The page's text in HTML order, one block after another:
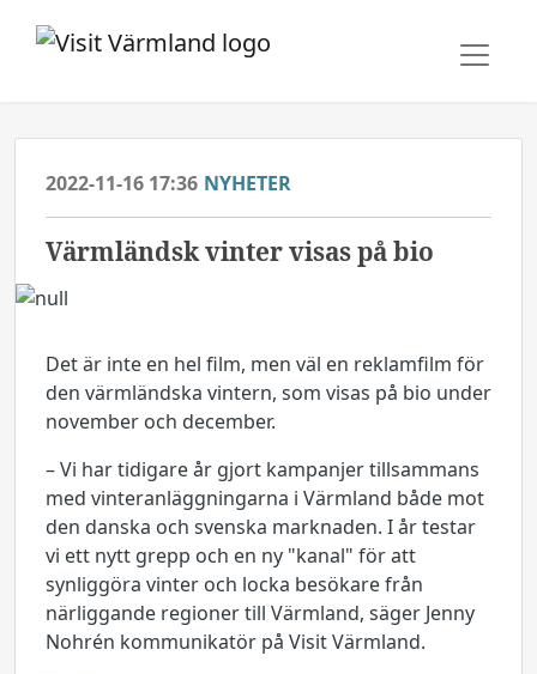
2022-11-16 17:36 NYHETER
Värmländsk vinter visas på bio
Det är inte en hel film, men väl en reklamfilm för
den värmländska vintern, som visas på bio under
november och december.
– Vi har tidigare år gjort kampanjer tillsammans
med vinteranläggningarna i Värmland både mot
den danska och svenska marknaden. I år testar
vi ett nytt grepp och en ny "kanal" för att
synliggöra vinter och locka besökare från
närliggande regioner till Värmland, säger Jenny
Nohrén kommunikatör på Visit Värmland.